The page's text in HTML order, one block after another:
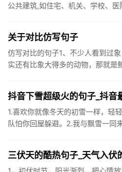
公共建筑,如住宅、机关、学校、
关于对比仿写句子
仿写对比的句子1、不少人看到过
实还有比象大得多的动物，那就是
抖音下雪超级火的句子_抖音
1.喜欢你就像冬天的初雪一样，轻
队怕你回屋躲避。2.我与飘雪一同
三伏天的酷热句子_天气入伏